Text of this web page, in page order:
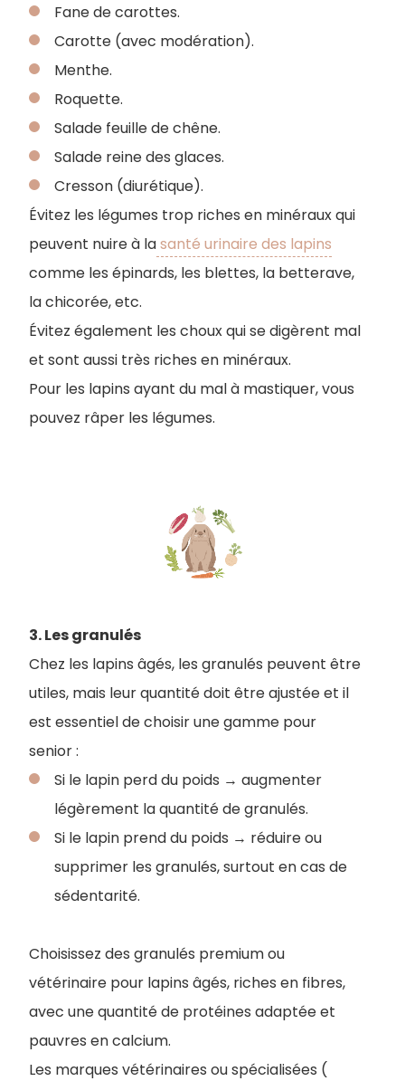
Fane de carottes.
Carotte (avec modération).
Menthe.
Roquette.
Salade feuille de chêne.
Salade reine des glaces.
Cresson (diurétique).
Évitez les légumes trop riches en minéraux qui
peuvent nuire à lasanté urinaire des lapins
comme les épinards, les blettes, la betterave,
la chicorée, etc.
Évitez également les choux qui se digèrent mal
et sont aussi très riches en minéraux.
Pour les lapins ayant du mal à mastiquer, vous
pouvez râper les légumes.
3. Les granulés
Chez les lapins âgés, les granulés peuvent être
utiles, mais leur quantité doit être ajustée et il
est essentiel de choisir une gamme pour
senior :
Si le lapin perd du poids → augmenter
légèrement la quantité de granulés.
Si le lapin prend du poids → réduire ou
supprimer les granulés, surtout en cas de
sédentarité.
Choisissez des granulés premium ou
vétérinaire pour lapins âgés, riches en fibres,
avec une quantité de protéines adaptée et
pauvres en calcium.
Les marques vétérinaires ou spécialisées (